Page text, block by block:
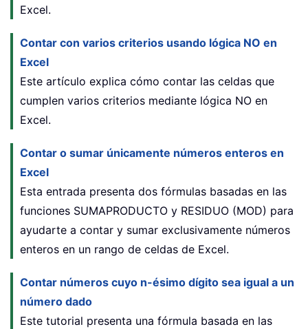
Excel.
Contar con varios criterios usando lógica NO en
Excel
Este artículo explica cómo contar las celdas que
cumplen varios criterios mediante lógica NO en
Excel.
Contar o sumar únicamente números enteros en
Excel
Esta entrada presenta dos fórmulas basadas en las
funciones SUMAPRODUCTO y RESIDUO (MOD) para
ayudarte a contar y sumar exclusivamente números
enteros en un rango de celdas de Excel.
Contar números cuyo n-ésimo dígito sea igual a un
número dado
Este tutorial presenta una fórmula basada en las